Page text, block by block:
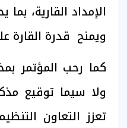
الإمداد القارية،
ويمنح قدرة القارة
كما رحب المؤتمر
ولا سيما توقيع
تعزز التعاون